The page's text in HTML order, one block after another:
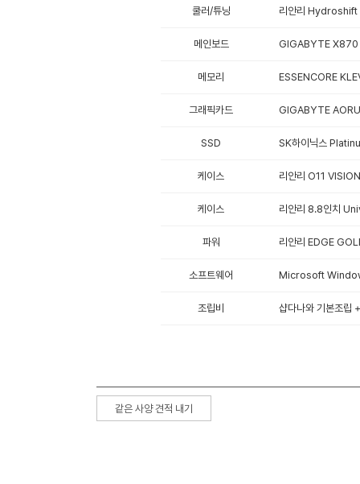
쿨러/튜닝 리안리
메인보드 GIGABYTE X870
메모리 ESSENCORE
그래픽카드 GIGABYTE
SSD SK하이닉스
케이스 리안리 O11
케이스 리안리 8.8인치
파워 리안리 EDGE
소프트웨어 Microsoft
조립비 샵다나와 기본조립
같은 사양 견적 내기